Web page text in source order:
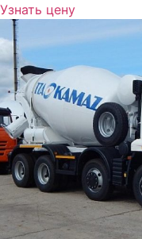
Узнать цену